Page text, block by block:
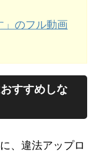
」のフル動画
すすめしな
、違法アップロ